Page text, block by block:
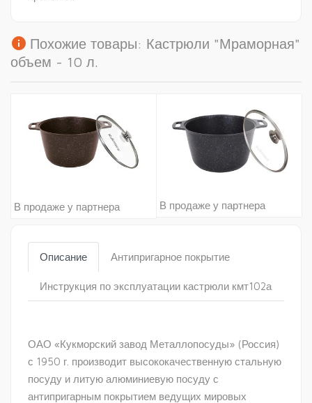
info Похожие товары: Кастрюли "Мраморная"
объем - 10 л.
В продаже у партнера В продаже у партнера
Описание Антипригарное покрытие
Инструкция по эксплуатации кастрюли кмт102а
ОАО «Кукморский завод Металлопосуды» (Россия)
с 1950 г. производит высококачественную стальную
посуду и литую алюминиевую посуду с
антипригарным покрытием ведущих мировых